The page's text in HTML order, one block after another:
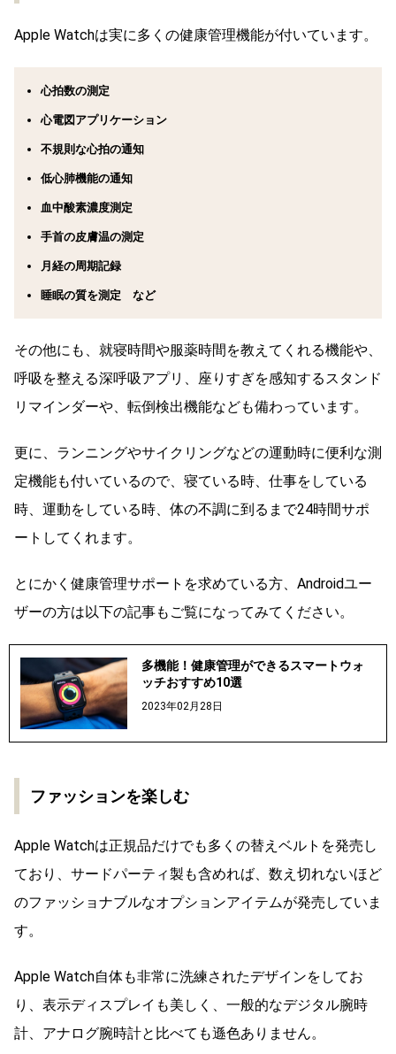
Apple Watchは実に多くの健康管理機能が付いています。
心拍数の測定
心電図アプリケーション
不規則な心拍の通知
低心肺機能の通知
血中酸素濃度測定
手首の皮膚温の測定
月経の周期記録
睡眠の質を測定 など
その他にも、就寝時間や服薬時間を教えてくれる機能や、
呼吸を整える深呼吸アプリ、座りすぎを感知するスタンド
リマインダーや、転倒検出機能なども備わっています。
更に、ランニングやサイクリングなどの運動時に便利な測
定機能も付いているので、寝ている時、仕事をしている
時、運動をしている時、体の不調に到るまで24時間サポ
ートしてくれます。
とにかく健康管理サポートを求めている方、Androidユー
ザーの方は以下の記事もご覧になってみてください。
多機能！健康管理ができるスマートウォ
ッチおすすめ10選
2023年02月28日
ファッションを楽しむ
Apple Watchは正規品だけでも多くの替えベルトを発売し
ており、サードパーティ製も含めれば、数え切れないほど
のファッショナブルなオプションアイテムが発売していま
す。
Apple Watch自体も非常に洗練されたデザインをしてお
り、表示ディスプレイも美しく、一般的なデジタル腕時
計、アナログ腕時計と比べても遜色ありません。